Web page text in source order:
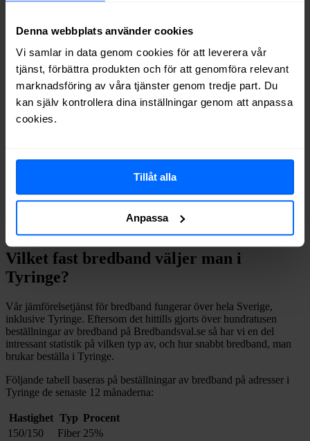
Denna webbplats använder cookies
Vi samlar in data genom cookies för att leverera vår
tjänst, förbättra produkten och för att genomföra relevant
marknadsföring av våra tjänster genom tredje part. Du
kan själv kontrollera dina inställningar genom att anpassa
cookies.
Tillåt alla
Anpassa
Fiber
Inleed
Fiber
62%
Halebop
Fiber
56%
Telenor
Fiber
56%
Trygg Surf
Fiber
37%
Comviq
Vilket fast bredband väljer man i
Tyringe?
Vår jämförelsetjänst för bredband fungerar över hela Sverige,
inklusive Tyringe. Eftersom det hittills gjorts över hundratusen
beställningar av bredband på Bredbandsval.se så har vi en del
intressant statistik på vilken typ av, och hur snabbt bredband, man
brukar beställa i Tyringe.
Följande tabell baseras på beställningar av bredband på adresser i
Tyringe de senaste 12 månaderna:
Hastighet Typ Procent
150/150
Fiber 25%